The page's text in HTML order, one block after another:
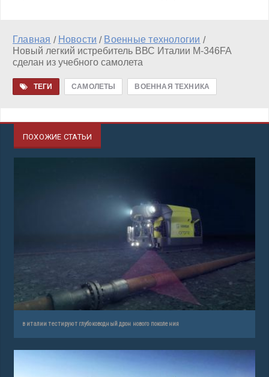
Главная / Новости / Военные технологии /
Новый легкий истребитель ВВС Италии M-346FA
сделан из учебного самолета
ТЕГИ САМОЛЕТЫ ВОЕННАЯ ТЕХНИКА
ПОХОЖИЕ СТАТЬИ
в италии тестируют глубоководный дрон нового поколения